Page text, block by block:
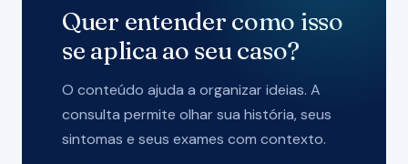
Quer entender como isso
se aplica ao seu caso?
O conteúdo ajuda a organizar ideias. A
consulta permite olhar sua história, seus
sintomas e seus exames com contexto.